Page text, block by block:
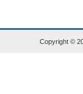
Copyright ©